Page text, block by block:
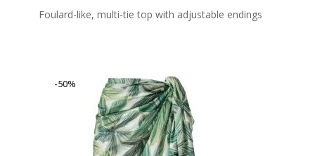
Foulard-like, multi-tie top with adjustable endings
-50%